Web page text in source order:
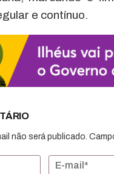
e contínuo.
não será publicado.